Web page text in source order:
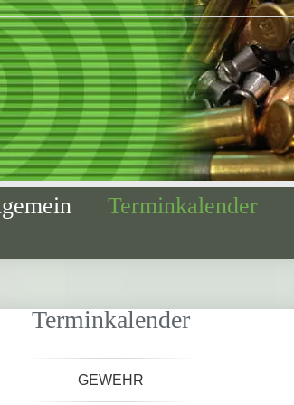
Terminkalender
Terminkalender
GEWEHR